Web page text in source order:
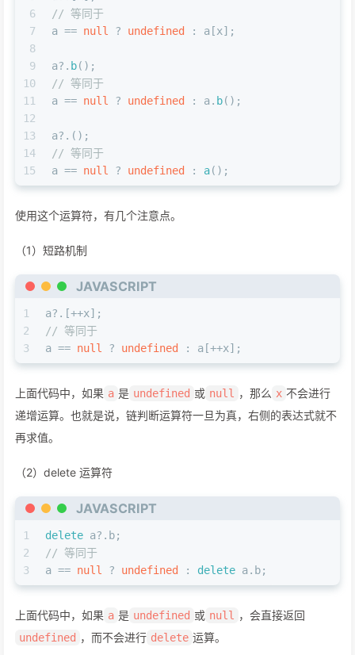
6
7
8
9
10
11
12
13
14
15
// 等同于
a == null ? undefined : a[x];
a?. b();
// 等同于
a == null ? undefined : a. b();
a?.();
// 等同于
a == null ? undefined : a();
使用这个运算符，有几个注意点。
（1）短路机制
JAVASCRIPT
1
2
3
a?.[++x];
// 等同于
a == null ? undefined : a[++x];
上面代码中，如果 a 是 undefined 或 null ，那么 x 不会进行
递增运算。也就是说，链判断运算符一旦为真，右侧的表达式就不
再求值。
（2）delete 运算符
JAVASCRIPT
1
2
3
delete a?. b;
// 等同于
a == null ? undefined : delete a. b;
上面代码中，如果 a 是 undefined 或 null ，会直接返回
undefined ，而不会进行 delete 运算。